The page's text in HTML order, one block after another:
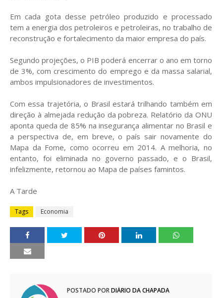
Em cada gota desse petróleo produzido e processado
tem a energia dos petroleiros e petroleiras, no trabalho de
reconstrução e fortalecimento da maior empresa do país.
Segundo projeções, o PIB poderá encerrar o ano em torno
de 3%, com crescimento do emprego e da massa salarial,
ambos impulsionadores de investimentos.
Com essa trajetória, o Brasil estará trilhando também em
direção à almejada redução da pobreza. Relatório da ONU
aponta queda de 85% na insegurança alimentar no Brasil e
a perspectiva de, em breve, o país sair novamente do
Mapa da Fome, como ocorreu em 2014. A melhoria, no
entanto, foi eliminada no governo passado, e o Brasil,
infelizmente, retornou ao Mapa de países famintos.
A Tarde
Tags Economia
POSTADO PORDIÁRIO DA CHAPADA